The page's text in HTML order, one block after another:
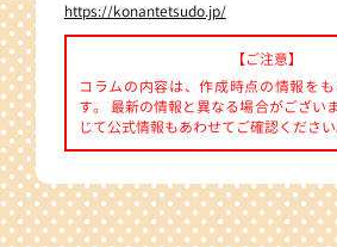
https://konantetsudo.jp/
【ご注意】
コラムの内容は、作成時点の情報を
す。 最新の情報と異なる場合がござい
じて公式情報もあわせてご確認ください